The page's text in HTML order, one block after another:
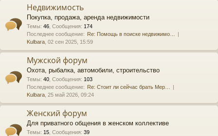
и
Недвижимость
Покупка, продажа, аренда недвижимости
Темы: 46 Сообщения: 174
Последнее сообщение: Re: Помощь в поиске недвижимо…
Kulbara , 02 сен 2025, 15:59
Мужской форум
Охота, рыбалка, автомобили, строительство
Темы: 40 Сообщения: 103
Последнее сообщение: Re: Стоит ли сейчас брать Мер…
Kulbara , 25 май 2026, 09:24
Женский форум
Для приватного общения в женском коллективе
Темы: 15 Сообщения: 39